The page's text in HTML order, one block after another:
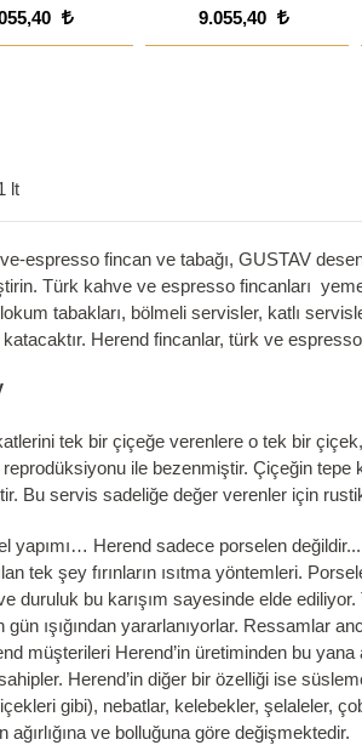
9.055,40
lt
espresso fincan ve tabağı, GUSTAV
Türk kahve ve espresso fincanları
tabakları, bölmeli servisler, katlı
Herend fincanlar, türk ve
tek bir çiçeğe verenlere o tek bir
ile bezenmiştir. Çiçeğin tepe
Bu servis sadeliğe değer verenler için
yapımı… Herend sadece porselen
tek şey fırınların ısıtma yöntemleri.
duruluk bu karışım sayesinde elde
gün ışığından yararlanıyorlar. Ressamlar
müşterileri Herend’in üretiminden bu
Herend’in diğer bir özelliği ise
gibi), nebatlar, kelebekler, şelaleler,
ağırlığına ve bolluğuna göre değişmektedir.